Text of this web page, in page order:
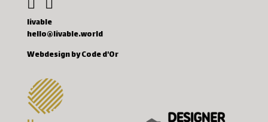
livable
hello@livable.world
Webdesign by Code d'Or